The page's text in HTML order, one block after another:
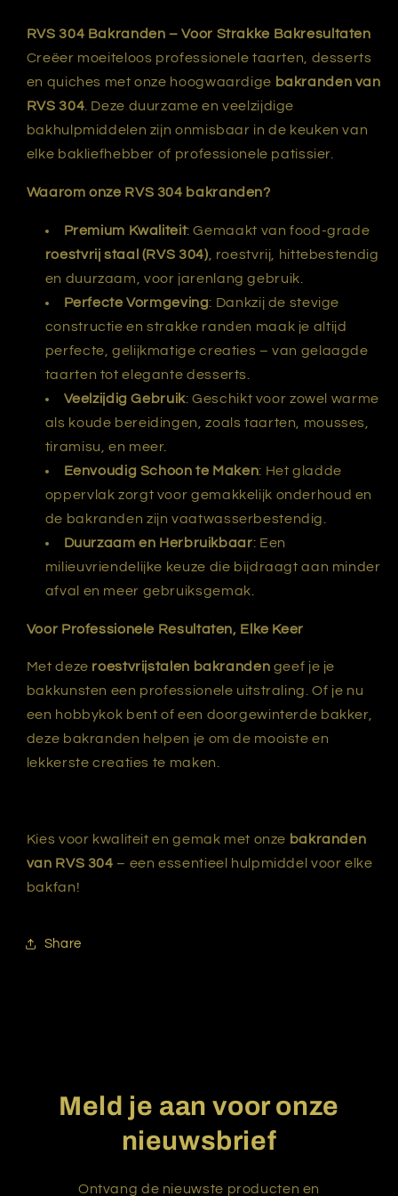
RVS 304 Bakranden – Voor Strakke Bakresultaten
Creëer moeiteloos professionele taarten, desserts
en quiches met onze hoogwaardige bakranden van
RVS 304. Deze duurzame en veelzijdige
bakhulpmiddelen zijn onmisbaar in de keuken van
elke bakliefhebber of professionele patissier.
Waarom onze RVS 304 bakranden?
Premium Kwaliteit: Gemaakt van food-grade
roestvrij staal (RVS 304) , roestvrij, hittebestendig
en duurzaam, voor jarenlang gebruik.
Perfecte Vormgeving: Dankzij de stevige
constructie en strakke randen maak je altijd
perfecte, gelijkmatige creaties – van gelaagde
taarten tot elegante desserts.
Veelzijdig Gebruik: Geschikt voor zowel warme
als koude bereidingen, zoals taarten, mousses,
tiramisu, en meer.
Eenvoudig Schoon te Maken: Het gladde
oppervlak zorgt voor gemakkelijk onderhoud en
de bakranden zijn vaatwasserbestendig.
Duurzaam en Herbruikbaar: Een
milieuvriendelijke keuze die bijdraagt aan minder
afval en meer gebruiksgemak.
Voor Professionele Resultaten, Elke Keer
Met deze roestvrijstalen bakranden geef je je
bakkunsten een professionele uitstraling. Of je nu
een hobbykok bent of een doorgewinterde bakker,
deze bakranden helpen je om de mooiste en
lekkerste creaties te maken.
Kies voor kwaliteit en gemak met onze bakranden
van RVS 304 – een essentieel hulpmiddel voor elke
bakfan!
Share
Meld je aan voor onze
nieuwsbrief
Ontvang de nieuwste producten en